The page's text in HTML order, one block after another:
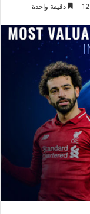
12 دقيقة واحدة